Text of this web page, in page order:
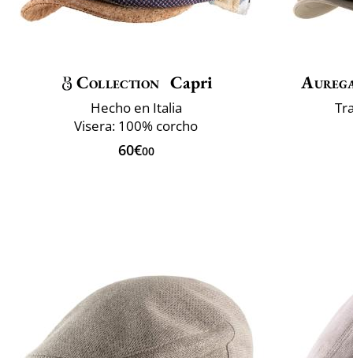
Collection Capri
Hecho en Italia
Visera: 100% corcho
60€00